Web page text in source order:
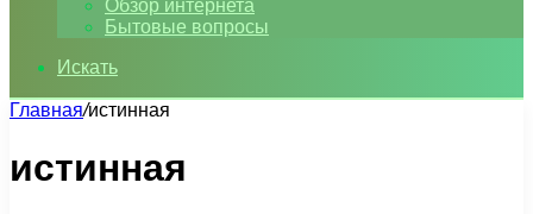
Обзор интернета
Бытовые вопросы
Искать
Главная/истинная
истинная